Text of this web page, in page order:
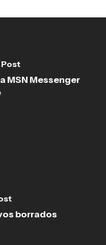
Post
MSN Messenger
borrados